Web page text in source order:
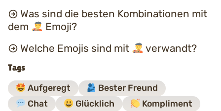
Was sind die besten Kombinationen mit
dem
Emoji?
Welche Emojis sind mit
verwandt?
Tags
Aufgeregt
Bester Freund
Chat
Glücklich
Kompliment